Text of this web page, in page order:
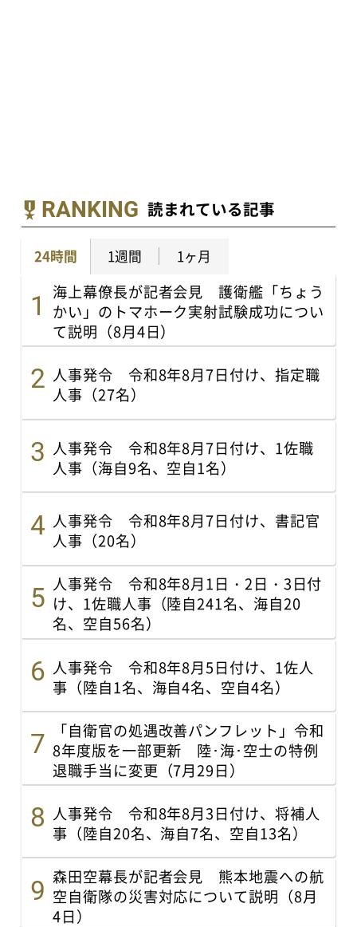
RANKING 読まれている記事
24時間 1週間 1ヶ月
海上幕僚長が記者会見 護衛艦「ちょう
かい」のトマホーク実射試験成功につい
て説明（8月4日）
人事発令 令和8年8月7日付け、指定職
人事（27名）
人事発令 令和8年8月7日付け、1佐職
人事（海自9名、空自1名）
人事発令 令和8年8月7日付け、書記官
人事（20名）
人事発令 令和8年8月1日・2日・3日付
け、1佐職人事（陸自241名、海自20
名、空自56名）
人事発令 令和8年8月5日付け、1佐人
事（陸自1名、海自4名、空自4名）
「自衛官の処遇改善パンフレット」令和
8年度版を一部更新 陸･海･空士の特例
退職手当に変更（7月29日）
人事発令 令和8年8月3日付け、将補人
事（陸自20名、海自7名、空自13名）
森田空幕長が記者会見 熊本地震への航
空自衛隊の災害対応について説明（8月
4日）